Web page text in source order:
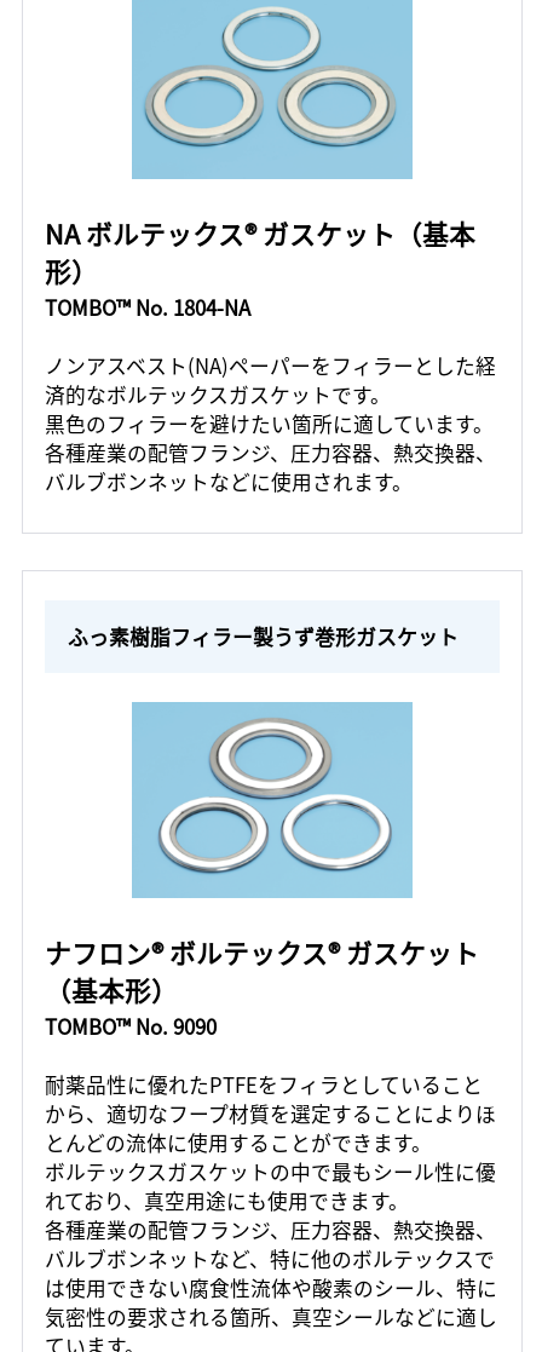
NA ボルテックス® ガスケット（基本
形）
TOMBO™ No. 1804-NA
ノンアスベスト(NA)ペーパーをフィラーとした経
済的なボルテックスガスケットです。
黒色のフィラーを避けたい箇所に適しています。
各種産業の配管フランジ、圧力容器、熱交換器、
バルブボンネットなどに使用されます。
ふっ素樹脂フィラー製うず巻形ガスケット
ナフロン® ボルテックス® ガスケット
（基本形）
TOMBO™ No. 9090
耐薬品性に優れたPTFEをフィラとしていること
から、適切なフープ材質を選定することによりほ
とんどの流体に使用することができます。
ボルテックスガスケットの中で最もシール性に優
れており、真空用途にも使用できます。
各種産業の配管フランジ、圧力容器、熱交換器、
バルブボンネットなど、特に他のボルテックスで
は使用できない腐食性流体や酸素のシール、特に
気密性の要求される箇所、真空シールなどに適し
ています。